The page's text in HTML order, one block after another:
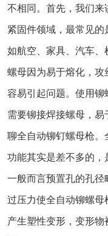
不相同。首先，我们
紧固件领域，最常见的
如航空、家具、汽车
螺母因为易于熔化，
容易引起问题。使用
需要铆接焊接螺母，
聊全自动铆钉螺母枪
功能其实是差不多的，
一般而言预置孔的孔径
过压力使全自动铆螺母
产生塑性变形，变形